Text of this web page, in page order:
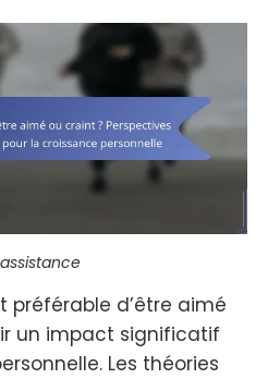
préférable d’être aimé
un impact significatif
Les théories